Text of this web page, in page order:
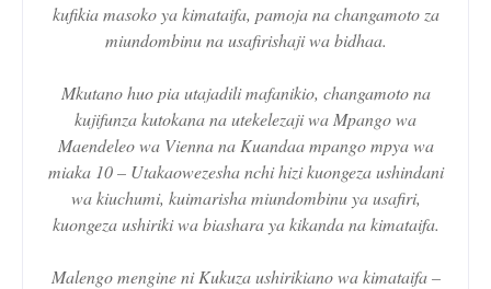
kufikia masoko ya kimataifa, pamoja na changamoto za
miundombinu na usafirishaji wa bidhaa.
Mkutano huo pia utajadili mafanikio, changamoto na
kujifunza kutokana na utekelezaji wa Mpango wa
Maendeleo wa Vienna na Kuandaa mpango mpya wa
miaka 10 – Utakaowezesha nchi hizi kuongeza ushindani
wa kiuchumi, kuimarisha miundombinu ya usafiri,
kuongeza ushiriki wa biashara ya kikanda na kimataifa.
Malengo mengine ni Kukuza ushirikiano wa kimataifa –